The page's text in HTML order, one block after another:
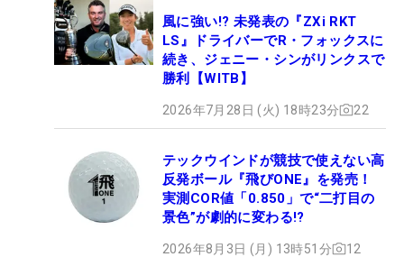
風に強い!? 未発表の『ZXi RKT
LS』ドライバーでR・フォックスに
続き、ジェニー・シンがリンクスで
勝利【WITB】
2026年7月28日 (火) 18時23分 22
テックウインドが競技で使えない高
反発ボール『飛びONE』を発売！
実測COR値「0.850」で“二打目の
景色”が劇的に変わる!?
2026年8月3日 (月) 13時51分 12